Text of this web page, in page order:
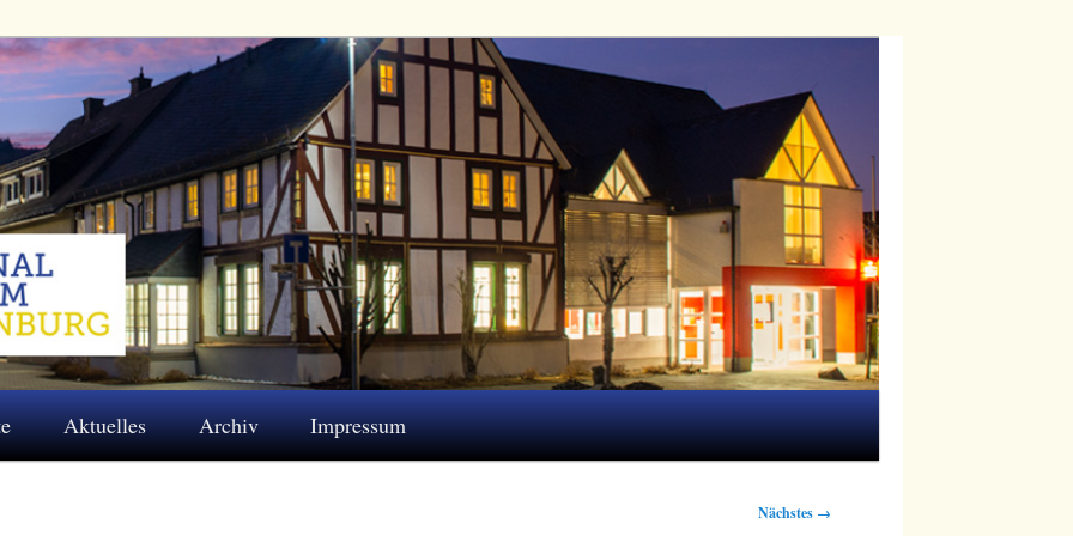
Eschenburg e.V.
Aktuelles Archiv Impressum
Nächstes →